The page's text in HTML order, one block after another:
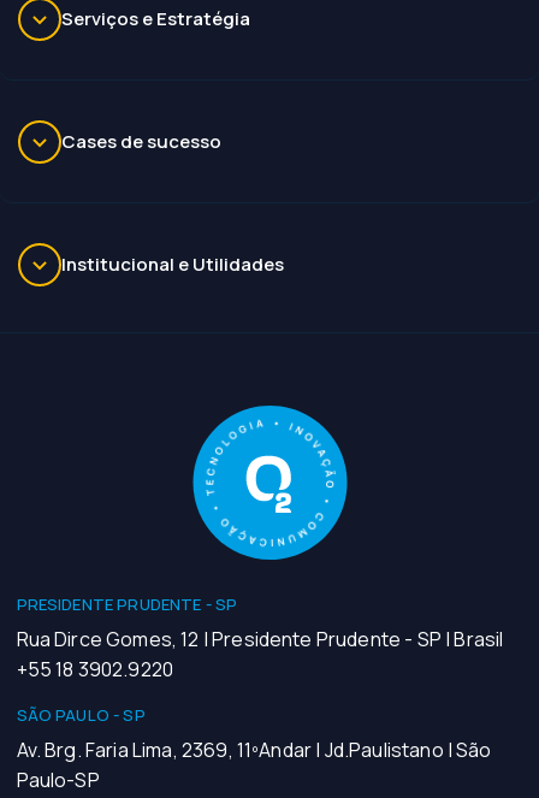
Serviços e Estratégia
Cases de sucesso
Institucional e Utilidades
PRESIDENTE PRUDENTE - SP
Rua Dirce Gomes, 12 | Presidente Prudente - SP | Brasil
+55 18 3902.9220
SÃO PAULO - SP
Av. Brg. Faria Lima, 2369, 11ºAndar | Jd.Paulistano | São
Paulo-SP